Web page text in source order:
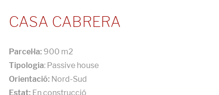
CASA CABRERA
Parcel·la: 900 m2
Tipologia: Passive house
Orientació: Nord-Sud
Estat: En construcció